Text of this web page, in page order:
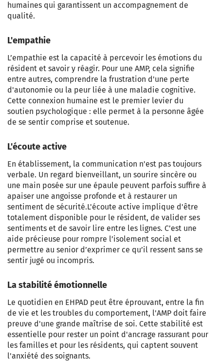
humaines qui garantissent un accompagnement de
qualité.
L'empathie
L’empathie est la capacité à percevoir les émotions du
résident et savoir y réagir. Pour une AMP, cela signifie
entre autres, comprendre la frustration d'une perte
d'autonomie ou la peur liée à une maladie cognitive.
Cette connexion humaine est le premier levier du
soutien psychologique : elle permet à la personne âgée
de se sentir comprise et soutenue.
L'écoute active
En établissement, la communication n'est pas toujours
verbale. Un regard bienveillant, un sourire sincère ou
une main posée sur une épaule peuvent parfois suffire à
apaiser une angoisse profonde et à restaurer un
sentiment de sécurité.L'écoute active implique d'être
totalement disponible pour le résident, de valider ses
sentiments et de savoir lire entre les lignes. C’est une
aide précieuse pour rompre l’isolement social et
permettre au senior d’exprimer ce qu’il ressent sans se
sentir jugé ou incompris.
La stabilité émotionnelle
Le quotidien en EHPAD peut être éprouvant, entre la fin
de vie et les troubles du comportement, l'AMP doit faire
preuve d'une grande maîtrise de soi. Cette stabilité est
essentielle pour rester un point d'ancrage rassurant pour
les familles et pour les résidents, qui captent souvent
l'anxiété des soignants.